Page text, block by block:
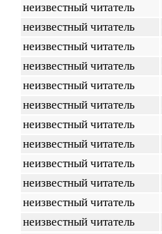
неизвестный читатель
неизвестный читатель
неизвестный читатель
неизвестный читатель
неизвестный читатель
неизвестный читатель
неизвестный читатель
неизвестный читатель
неизвестный читатель
неизвестный читатель
неизвестный читатель
неизвестный читатель